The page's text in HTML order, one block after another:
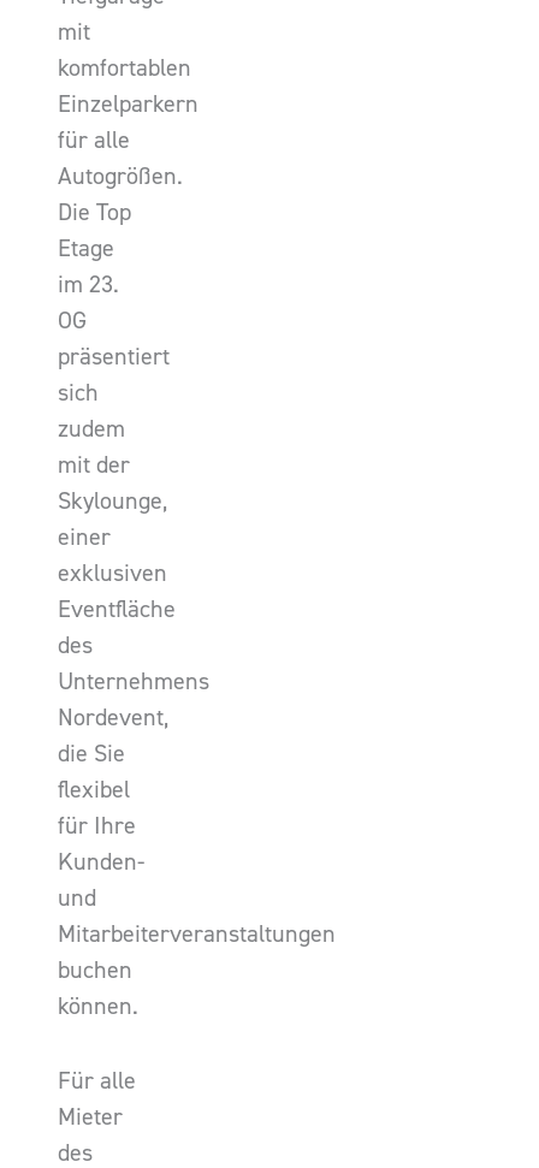
mit
komfortablen
Einzelparkern
für alle
Autogrößen.
Die Top
Etage
im 23.
OG
präsentiert
sich
zudem
mit der
Skylounge,
einer
exklusiven
Eventfläche
des
Unternehmens
Nordevent,
die Sie
flexibel
für Ihre
Kunden-
und
Mitarbeiterveranstaltungen
buchen
können.
Für alle
Mieter
des